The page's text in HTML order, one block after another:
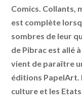
Comics. Collants,
est complète
sombres de leur
de Pibrac est allé
vient de paraître
éditions PapelArt.
culture et les